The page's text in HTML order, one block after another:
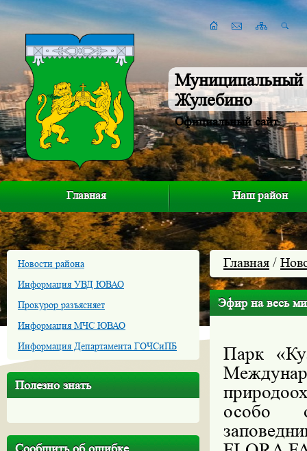
Муниципальный
Жулебино
Официальный сайт
Главная Наш район
Новости района
Информация УВД ЮВАО
Прокурор разъясняет
Информация МЧС ЮВАО
Информация Департамента ГОЧСиПБ
Полезно знать
Сообщить об ошибке
Главная /
Эфир на весь
Парк
особо